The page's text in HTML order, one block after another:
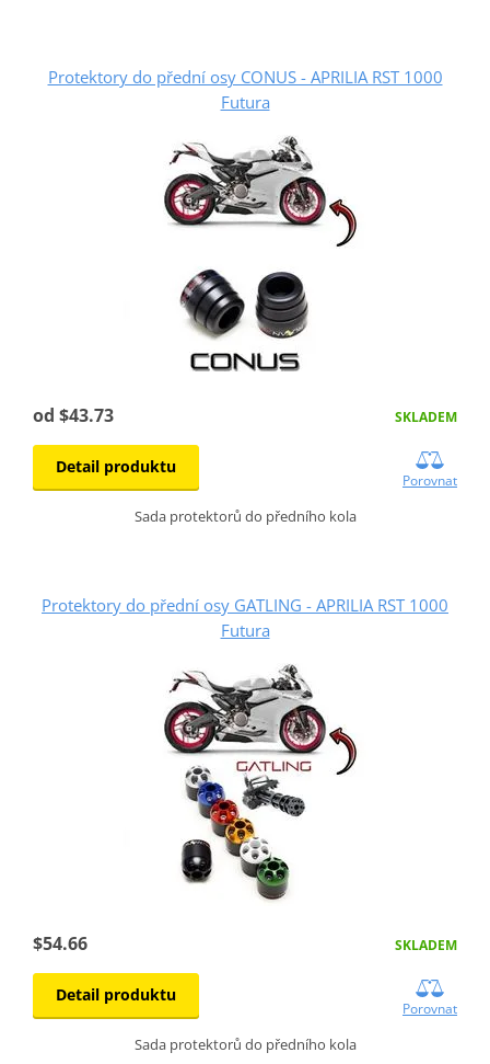
Protektory do přední osy CONUS - APRILIA RST 1000
Futura
od $43.73 SKLADEM
Detail produktu
Porovnat
Sada protektorů do předního kola
Protektory do přední osy GATLING - APRILIA RST 1000
Futura
$54.66 SKLADEM
Detail produktu
Porovnat
Sada protektorů do předního kola